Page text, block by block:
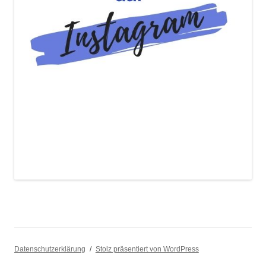
Datenschutzerklärung Stolz präsentiert von WordPress